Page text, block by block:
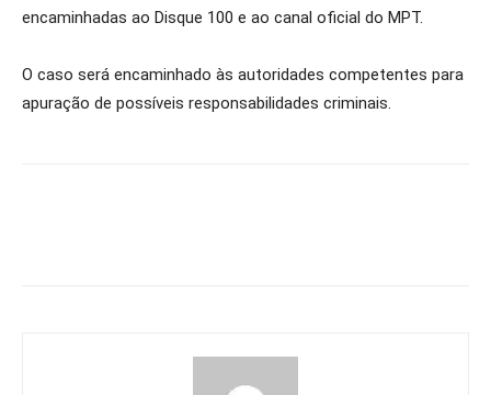
encaminhadas ao Disque 100 e ao canal oficial do MPT.
O caso será encaminhado às autoridades competentes para
apuração de possíveis responsabilidades criminais.